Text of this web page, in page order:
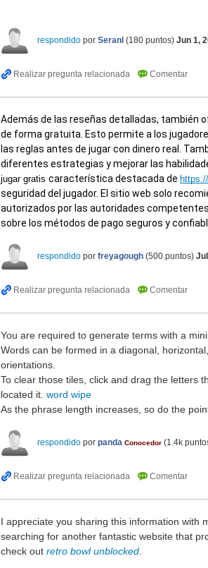
respondido por Seranl (180 puntos) Jun 1,
Además de las reseñas detalladas, también
de forma gratuita. Esto permite a los
las reglas antes de jugar con dinero real.
diferentes estrategias y mejorar las
jugar gratis característica destacada de
seguridad del jugador. El sitio web solo
autorizados por las autoridades
sobre los métodos de pago seguros y
respondido por freyagough (500 puntos)
You are required to generate terms with a
Words can be formed in a diagonal,
orientations.
To clear those tiles, click and drag the letters
located it. word wipe
As the phrase length increases, so do the
respondido por panda Conocedor (1.4k
I appreciate you sharing this information with
searching for another fantastic website that
check out retro bowl unblocked